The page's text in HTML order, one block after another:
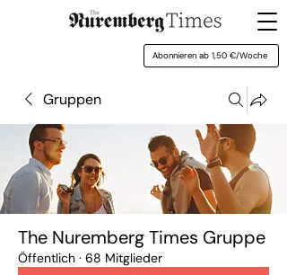
Abonnieren ab 1,50 €/Woche
Gruppen
The Nuremberg Times Gruppe
Öffentlich · 68 Mitglieder